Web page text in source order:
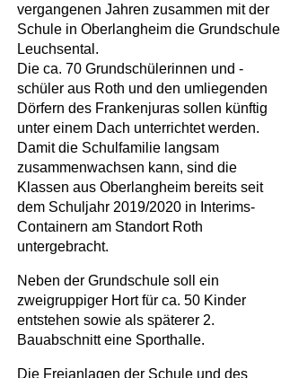
vergangenen Jahren zusammen mit der
Schule in Oberlangheim die Grundschule
Leuchsental.
Die ca. 70 Grundschülerinnen und -
schüler aus Roth und den umliegenden
Dörfern des Frankenjuras sollen künftig
unter einem Dach unterrichtet werden.
Damit die Schulfamilie langsam
zusammenwachsen kann, sind die
Klassen aus Oberlangheim bereits seit
dem Schuljahr 2019/2020 in Interims-
Containern am Standort Roth
untergebracht.
Neben der Grundschule soll ein
zweigruppiger Hort für ca. 50 Kinder
entstehen sowie als späterer 2.
Bauabschnitt eine Sporthalle.
Die Freianlagen der Schule und des